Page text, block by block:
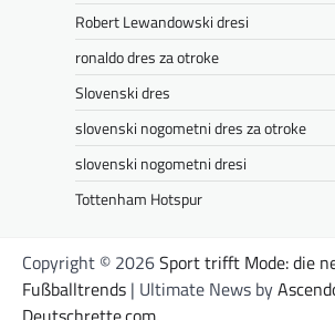
Robert Lewandowski dresi
ronaldo dres za otroke
Slovenski dres
slovenski nogometni dres za otroke
slovenski nogometni dresi
Tottenham Hotspur
Copyright © 2026Sport trifft Mode: die
Fußballtrends | Ultimate News by